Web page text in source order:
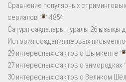
Сравнение популярных
сериалов
4854
Сатурн сақиналары туралы 26 қызықты
История создания первых
29 интересных фактов о Шымкенте
27 интересных фактов о зимородках
30 интересных фактов о Великом